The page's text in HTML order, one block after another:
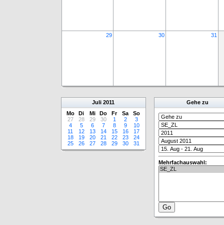
29 30 31
Juli 2011
Mo
Di Mi Do Fr Sa
So
27
28 29 30 1 2
3
4
5 6 7 8 9
10
11
12 13 14 15 16
17
18
19 20 21 22 23
24
25
26 27 28 29 30 31
Gehe zu
Mehrfachauswahl: